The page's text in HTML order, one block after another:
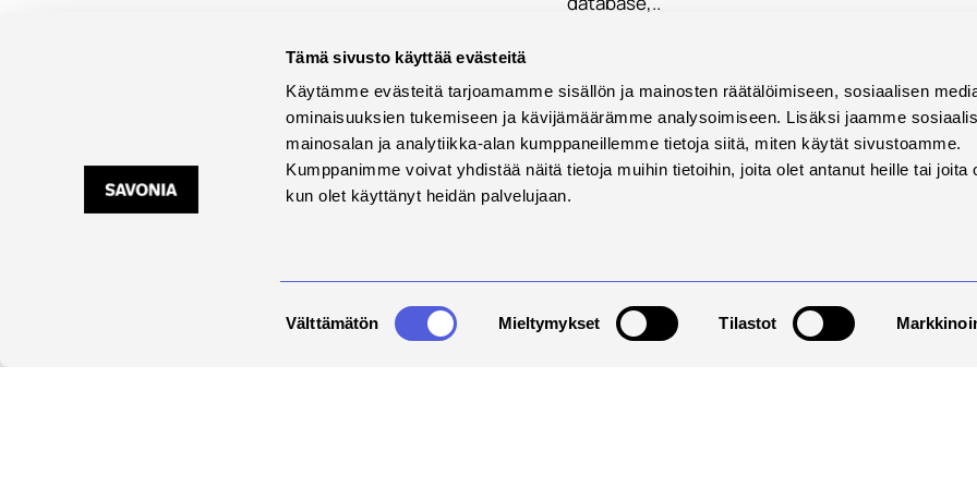
Tämä sivusto käyttää evästeitä
Käytämme evästeitä tarjoamamme sisällön ja mainosten räätälöimiseen, sosiaalisen
ominaisuuksien tukemiseen ja kävijämäärämme analysoimiseen. Lisäksi jaamme
mainosalan ja analytiikka-alan kumppaneillemme tietoja siitä, miten käytät sivustoamme.
Kumppanimme voivat yhdistää näitä tietoja muihin tietoihin, joita olet antanut heille tai joita
kun olet käyttänyt heidän palvelujaan.
Välttämätön Mieltymykset Tilastot
waste! Take part in Digital
Cleanup Day
Digital Cleanup Day (March 16) is a day
dedicated to tidying up our digital